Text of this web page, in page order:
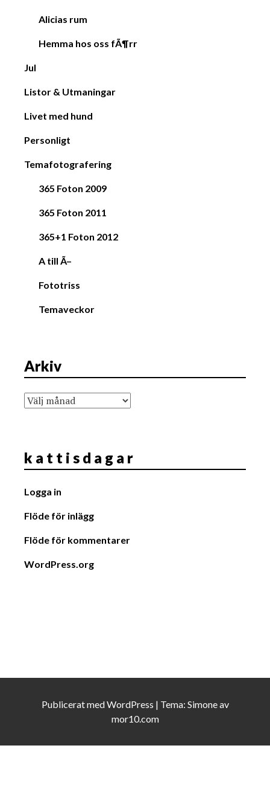
Alicias rum
Hemma hos oss fÃ¶rr
Jul
Listor & Utmaningar
Livet med hund
Personligt
Temafotografering
365 Foton 2009
365 Foton 2011
365+1 Foton 2012
A till Ã–
Fototriss
Temaveckor
Arkiv
Arkiv
k a t t i s d a g a r
Logga in
Flöde för inlägg
Flöde för kommentarer
WordPress.org
Publicerat medWordPress | Tema: Simoneav
mor10.com